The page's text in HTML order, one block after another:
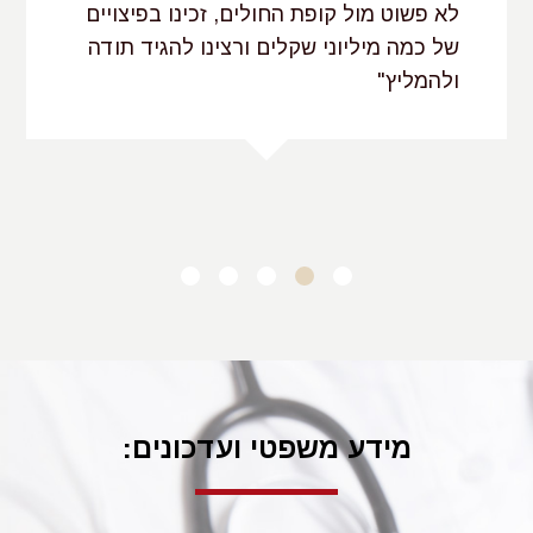
נולד כלל.
עילות נוספות שעשויות לקום לזכות התובע יכולות להתבסס על
עילה נוספת כנגד גניקולוג יכולה להיוולד בעקבות רשלנות
קיראו בהרחבה בנושאים:
תסמונת אשרמן
כריתת רחם
לא פשוט מול קופת החולים, זכינו בפיצויים
של כמה מיליוני שקלים ורצינו להגיד תודה
ולהמליץ"
מידע משפטי ועדכונים: